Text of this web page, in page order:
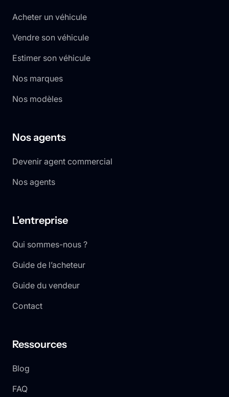
Acheter un véhicule
Vendre son véhicule
Estimer son véhicule
Nos marques
Nos modèles
Nos agents
Devenir agent commercial
Nos agents
L’entreprise
Qui sommes-nous ?
Guide de l’acheteur
Guide du vendeur
Contact
Ressources
Blog
FAQ